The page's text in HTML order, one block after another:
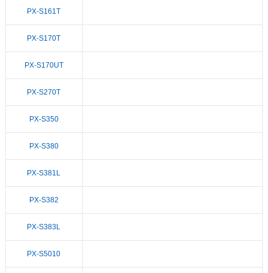
PX-S161T
PX-S170T
PX-S170UT
PX-S270T
PX-S350
PX-S380
PX-S381L
PX-S382
PX-S383L
PX-S5010